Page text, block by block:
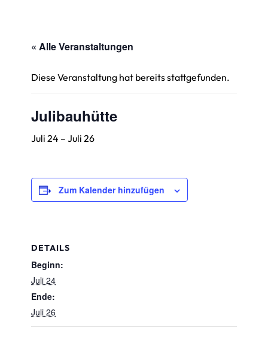
« Alle Veranstaltungen
Diese Veranstaltung hat bereits stattgefunden.
Julibauhütte
Juli 24 – Juli 26
Zum Kalender hinzufügen
DETAILS
Beginn:
Juli 24
Ende:
Juli 26